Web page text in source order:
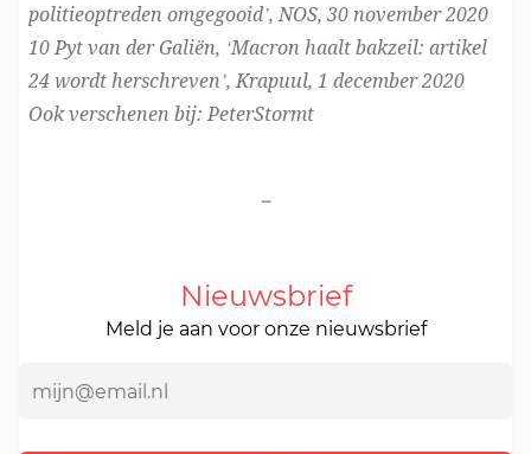
politieoptreden omgegooid’, NOS, 30 november 2020
10Pyt van der Galiën, ‘Macron haalt bakzeil: artikel
24 wordt herschreven’, Krapuul, 1 december 2020
Ook verschenen bij:PeterStormt
-
Nieuwsbrief
Meld je aan voor onze nieuwsbrief